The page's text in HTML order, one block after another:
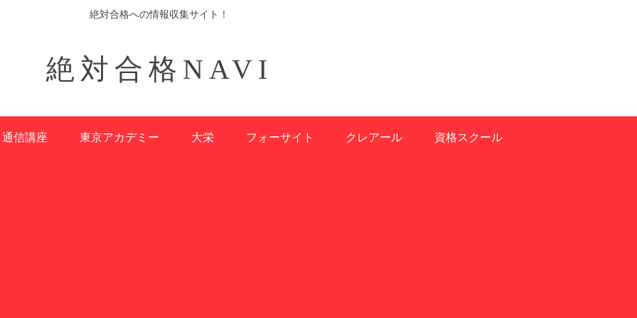
絶対合格への情報収集サイト！
絶対合格NAVI
通信講座 東京アカデミー 大栄 フォーサイト クレアール 資格スクール